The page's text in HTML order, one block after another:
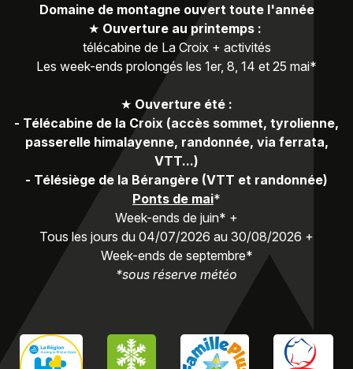
Domaine de montagne ouvert toute l'année
★ Ouverture au printemps :
télécabine de La Croix + activités
Les week-ends prolongés les 1er, 8, 14 et 25 mai*
★ Ouverture été :
- Télécabine de la Croix (accès sommet, tyrolienne,
passerelle himalayenne, randonnée, via ferrata,
VTT...)
- Télésiège de la Bérangère (VTT et randonnée)
Ponts de mai*
Week-ends de juin* +
Tous les jours du 04/07/2026 au 30/08/2026 +
Week-ends de septembre*
*sous réserve météo